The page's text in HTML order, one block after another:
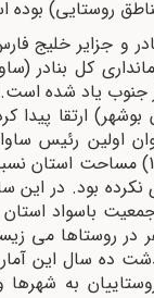
1347 و 1349 از ساواک
ساواک
جنوب یاد شده است.
اولین رئیس
سرشماری عمومی نفوس و مسکن
ده سال این
به